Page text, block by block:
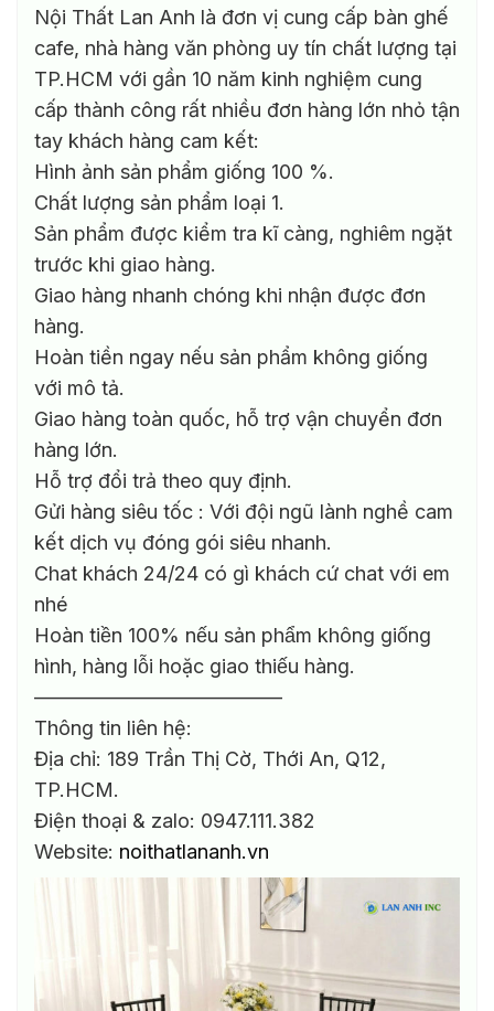
Nội Thất Lan Anh là đơn vị cung cấp bàn ghế
cafe, nhà hàng văn phòng uy tín chất lượng tại
TP.HCM với gần 10 năm kinh nghiệm cung
cấp thành công rất nhiều đơn hàng lớn nhỏ tận
tay khách hàng cam kết:
Hình ảnh sản phẩm giống 100 %.
Chất lượng sản phẩm loại 1.
Sản phẩm được kiểm tra kĩ càng, nghiêm ngặt
trước khi giao hàng.
Giao hàng nhanh chóng khi nhận được đơn
hàng.
Hoàn tiền ngay nếu sản phẩm không giống
với mô tả.
Giao hàng toàn quốc, hỗ trợ vận chuyển đơn
hàng lớn.
Hỗ trợ đổi trả theo quy định.
Gửi hàng siêu tốc : Với đội ngũ lành nghề cam
kết dịch vụ đóng gói siêu nhanh.
Chat khách 24/24 có gì khách cứ chat với em
nhé
Hoàn tiền 100% nếu sản phẩm không giống
hình, hàng lỗi hoặc giao thiếu hàng.
————————————–
Thông tin liên hệ:
Địa chỉ: 189 Trần Thị Cờ, Thới An, Q12,
TP.HCM.
Điện thoại & zalo: 0947.111.382
Website: noithatlananh.vn